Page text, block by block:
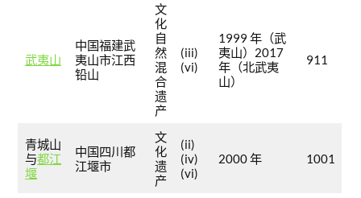
武夷山
中国福建武
夷山市江西
铅山
文
化
自
然
混
合
遗
产
(iii)
(vi)
1999 年（武
夷山）2017
年（北武夷
山）
911
青城山
与都江
堰
中国四川都
江堰市
文
化
遗
产
(ii)
(iv)
(vi)
2000 年 1001